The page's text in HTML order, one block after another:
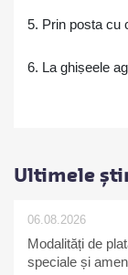
5. Prin posta cu
6. La ghiṣeele
Ultimele
06.08.2026
Modalități de
speciale și